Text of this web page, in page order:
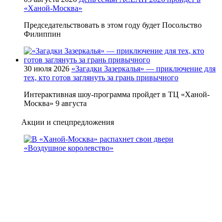
«Ханой-Москва»
Председательствовать в этом году будет Посольство
Филиппин
30 июля 2026 «Загадки Зазеркалья» — приключение для
тех, кто готов заглянуть за грань привычного
Интерактивная шоу-программа пройдет в ТЦ «Ханой-
Москва» 9 августа
Акции и спецпредложения